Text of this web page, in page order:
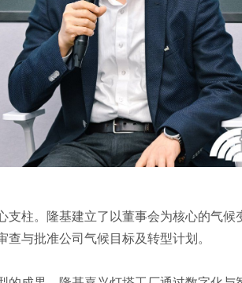
柱。隆基建立了以董事会为核心的气
与批准公司气候目标及转型计划。